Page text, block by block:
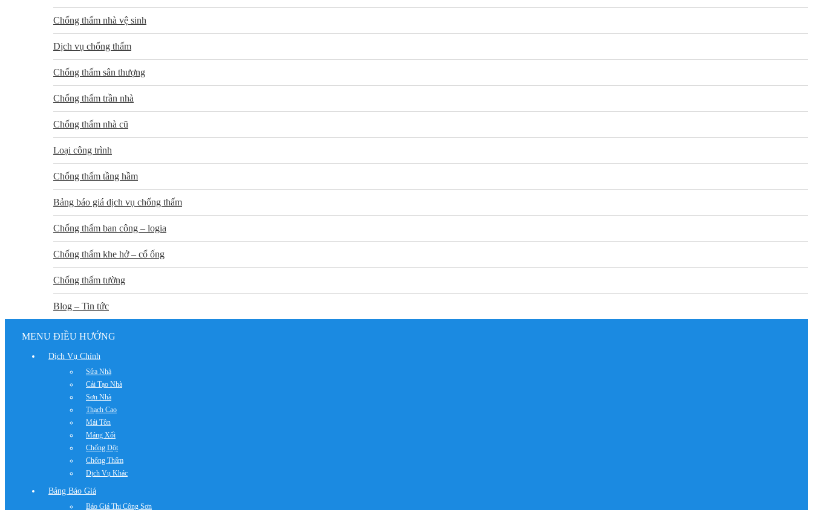
Chống thấm nhà vệ sinh
Dịch vụ chống thấm
Chống thấm sân thượng
Chống thấm trần nhà
Chống thấm nhà cũ
Loại công trình
Chống thấm tầng hầm
Bảng báo giá dịch vụ chống thấm
Chống thấm ban công – logia
Chống thấm khe hở – cổ ống
Chống thấm tường
Blog – Tin tức
MENU ĐIỀU HƯỚNG
Dịch Vụ Chính
Sửa Nhà
Cải Tạo Nhà
Sơn Nhà
Thạch Cao
Mái Tôn
Máng Xối
Chống Dột
Chống Thấm
Dịch Vụ Khác
Bảng Báo Giá
Báo Giá Thi Công Sơn